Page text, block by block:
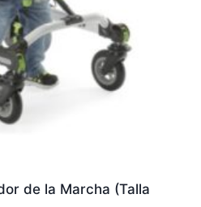
de la Marcha (Talla